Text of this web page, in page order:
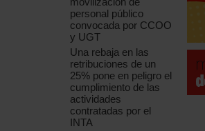
personal público
convocada por CCOO
y UGT
Una rebaja en las
retribuciones de un
25% pone en peligro el
cumplimiento de las
actividades
contratadas por el
INTA